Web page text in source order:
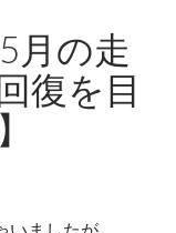
月の走
復を目
いましたが